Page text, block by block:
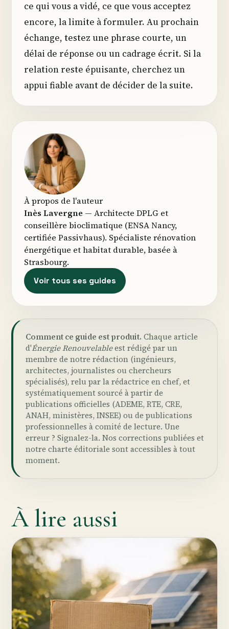
ce qui vous a vidé, ce que vous acceptez
encore, la limite à formuler. Au prochain
échange, testez une phrase courte, un
délai de réponse ou un cadrage écrit. Si la
relation reste épuisante, cherchez un
appui fiable avant de décider de la suite.
À propos de l'auteur
Inès Lavergne — Architecte DPLG et
conseillère bioclimatique (ENSA Nancy,
certifiée Passivhaus). Spécialiste rénovation
énergétique et habitat durable, basée à
Strasbourg.
Voir tous ses guides
Comment ce guide est produit. Chaque article
d'Énergie Renouvelableest rédigé par un
membre de notre rédaction (ingénieurs,
architectes, journalistes ou chercheurs
spécialisés), relu par la rédactrice en chef, et
systématiquement sourcé à partir de
publications officielles (ADEME, RTE, CRE,
ANAH, ministères, INSEE) ou de publications
professionnelles à comité de lecture. Une
erreur ? Signalez-la. Nos corrections publiées et
notre charte éditoriale sont accessibles à tout
moment.
À lire aussi